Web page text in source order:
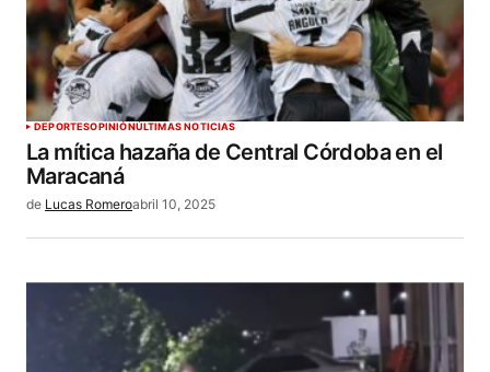
DEPORTESOPINIÓNÚLTIMAS NOTICIAS
La mítica hazaña de Central Córdoba en el
Maracaná
de Lucas Romeroabril 10, 2025